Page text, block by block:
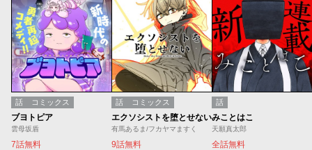
話 コミックス
ブヨトピア
雲母坂盾
7話無料
話 コミックス
エクソシストを堕とせない
有馬あるま/フカヤマますく
9話無料
話
みことはこ
天願真太郎
全話無料